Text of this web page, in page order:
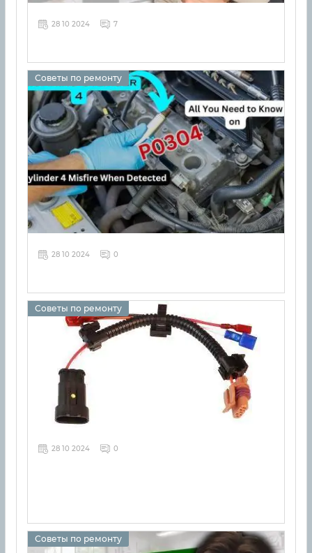
28 10 2024 7
Советы по ремонту
28 10 2024 0
Советы по ремонту
28 10 2024 0
Советы по ремонту